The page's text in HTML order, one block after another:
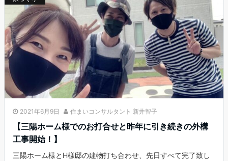
2021年6月9日 住まいコンサルタント 新井智子
【三陽ホーム様でのお打合せと昨年に引き続きの外構
工事開始！】
三陽ホーム様とH様邸の建物打ち合わせ、先日すべて完了致し